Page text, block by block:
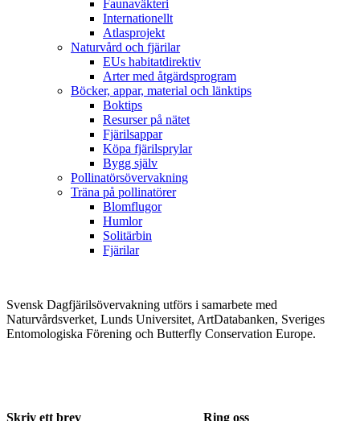
Faunaväkteri
Internationellt
Atlasprojekt
Naturvård och fjärilar
EUs habitatdirektiv
Arter med åtgärdsprogram
Böcker, appar, material och länktips
Boktips
Resurser på nätet
Fjärilsappar
Köpa fjärilsprylar
Bygg själv
Pollinatörsövervakning
Träna på pollinatörer
Blomflugor
Humlor
Solitärbin
Fjärilar
Svensk Dagfjärilsövervakning utförs i samarbete med
Naturvårdsverket, Lunds Universitet, ArtDatabanken, Sveriges
Entomologiska Förening och Butterfly Conservation Europe.
Skriv ett brev Ring oss